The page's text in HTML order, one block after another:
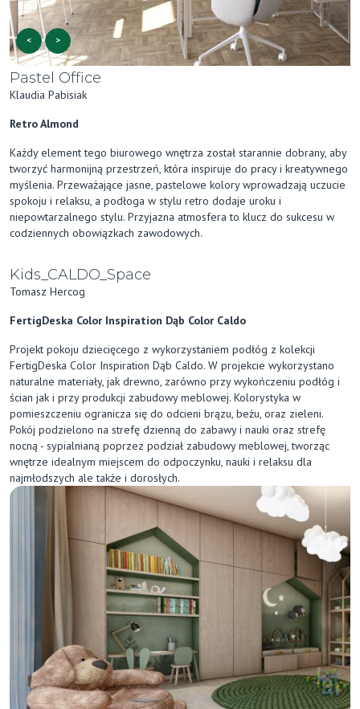
< >
Pastel Office
Klaudia Pabisiak
Retro Almond
Każdy element tego biurowego wnętrza został starannie dobrany, aby
tworzyć harmonijną przestrzeń, która inspiruje do pracy i kreatywnego
myślenia. Przeważające jasne, pastelowe kolory wprowadzają uczucie
spokoju i relaksu, a podłoga w stylu retro dodaje uroku i
niepowtarzalnego stylu. Przyjazna atmosfera to klucz do sukcesu w
codziennych obowiązkach zawodowych.
Kids_CALDO_Space
Tomasz Hercog
FertigDeska Color Inspiration Dąb Color Caldo
Projekt pokoju dziecięcego z wykorzystaniem podłóg z kolekcji
FertigDeska Color Inspiration Dąb Caldo. W projekcie wykorzystano
naturalne materiały, jak drewno, zarówno przy wykończeniu podłóg i
ścian jak i przy produkcji zabudowy meblowej. Kolorystyka w
pomieszczeniu ogranicza się do odcieni brązu, beżu, oraz zieleni.
Pokój podzielono na strefę dzienną do zabawy i nauki oraz strefę
nocną - sypialnianą poprzez podział zabudowy meblowej, tworząc
wnętrze idealnym miejscem do odpoczynku, nauki i relaksu dla
najmłodszych ale także i dorosłych.